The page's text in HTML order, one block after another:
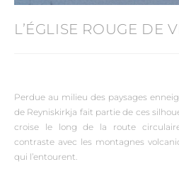
L’ÉGLISE ROUGE DE
Perdue au milieu des paysages
de Reyniskirkja fait partie de ces
croise le long de la route
contraste avec les montagnes
qui l’entourent.